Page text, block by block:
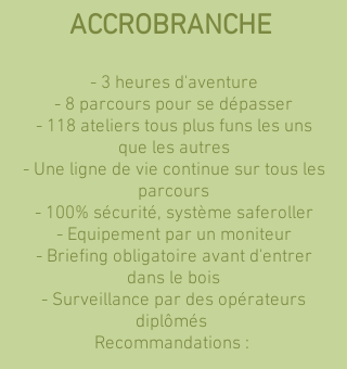
ACCROBRANCHE
- 3 heures d'aventure
- 8 parcours pour se dépasser
- 118 ateliers tous plus funs les uns
que les autres
- Une ligne de vie continue sur tous les
parcours
- 100% sécurité, système saferoller
- Equipement par un moniteur
- Briefing obligatoire avant d'entrer
dans le bois
- Surveillance par des opérateurs
diplômés
Recommandations :